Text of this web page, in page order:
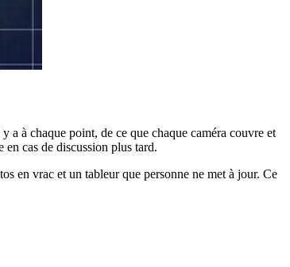
a à chaque point, de ce que chaque caméra couvre et
cas de discussion plus tard.
en vrac et un tableur que personne ne met à jour. Ce